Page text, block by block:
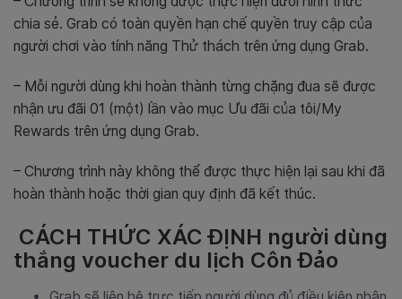
chia sẻ. Grab có toàn quyền hạn chế quyền truy cập của
người chơi vào tính năng Thử thách trên ứng dụng Grab.
– Mỗi người dùng khi hoàn thành từng chặng đua sẽ được
nhận ưu đãi 01 (một) lần vào mục Ưu đãi của tôi/My
Rewards trên ứng dụng Grab.
– Chương trình này không thể được thực hiện lại sau khi đã
hoàn thành hoặc thời gian quy định đã kết thúc.
CÁCH THỨC XÁC ĐỊNH người dùng
thắng voucher du lịch Côn Đảo